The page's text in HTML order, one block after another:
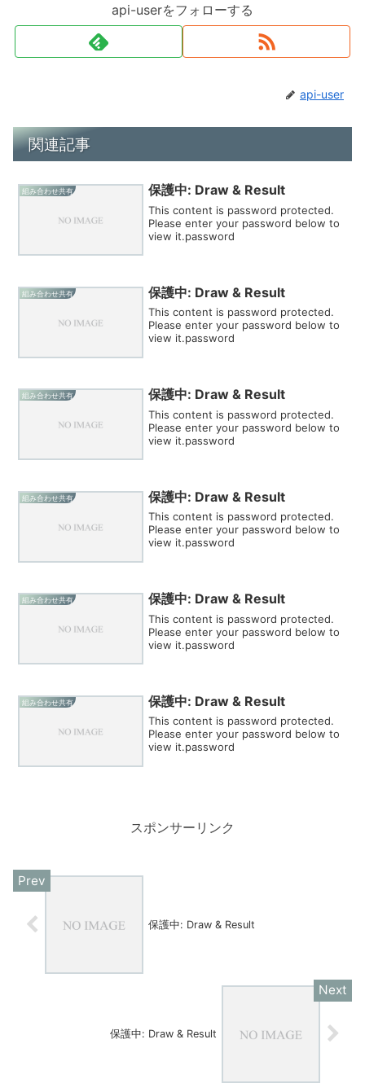
api-userをフォローする
api-user
関連記事
組み合わせ共有 保護中: Draw & Result
This content is password protected.
Please enter your password below to
view it.password
組み合わせ共有 保護中: Draw & Result
This content is password protected.
Please enter your password below to
view it.password
組み合わせ共有 保護中: Draw & Result
This content is password protected.
Please enter your password below to
view it.password
組み合わせ共有 保護中: Draw & Result
This content is password protected.
Please enter your password below to
view it.password
組み合わせ共有 保護中: Draw & Result
This content is password protected.
Please enter your password below to
view it.password
組み合わせ共有 保護中: Draw & Result
This content is password protected.
Please enter your password below to
view it.password
スポンサーリンク
保護中: Draw & Result
保護中: Draw & Result